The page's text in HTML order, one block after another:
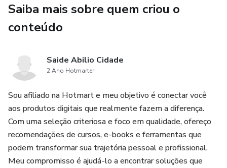
Mais do que apenas leitura, este e-book é uma jornada de
crescimento espiritual, ajudando as crianças a se
aproximarem de Deus de forma leve e inspiradora.
👦👧 Indicado para crianças a partir de 6 anos.
💡 Pode ser utilizado em família, escolas bíblicas ou como
devocional infantil.
Prepare-se para uma semana transformadora de fé,
aprendizado e muita diversão! 🌟
Saiba mais sobre quem criou o
conteúdo
Saide Abilio Cidade
2 Ano Hotmarter
Sou afiliado na Hotmart e meu objetivo é conectar você
aos produtos digitais que realmente fazem a diferença.
Com uma seleção criteriosa e foco em qualidade, ofereço
recomendações de cursos, e-books e ferramentas que
podem transformar sua trajetória pessoal e profissional.
Meu compromisso é ajudá-lo a encontrar soluções que